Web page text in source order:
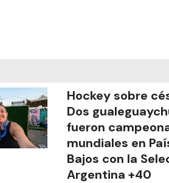
Hockey sobre
Dos
fueron
mundiales en
Bajos con la
Argentina +40